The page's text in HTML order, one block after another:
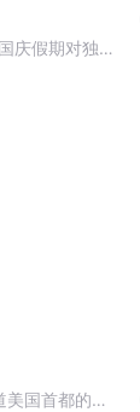
庆假期对独立
国首都的名